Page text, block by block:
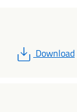
PDF
Download